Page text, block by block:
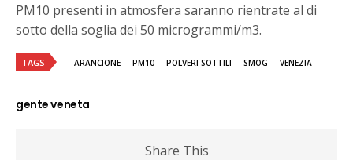
PM10 presenti in atmosfera saranno rientrate al di
sotto della soglia dei 50 microgrammi/m3.
TAGS ARANCIONE PM10 POLVERI SOTTILI SMOG VENEZIA
gente veneta
Share This